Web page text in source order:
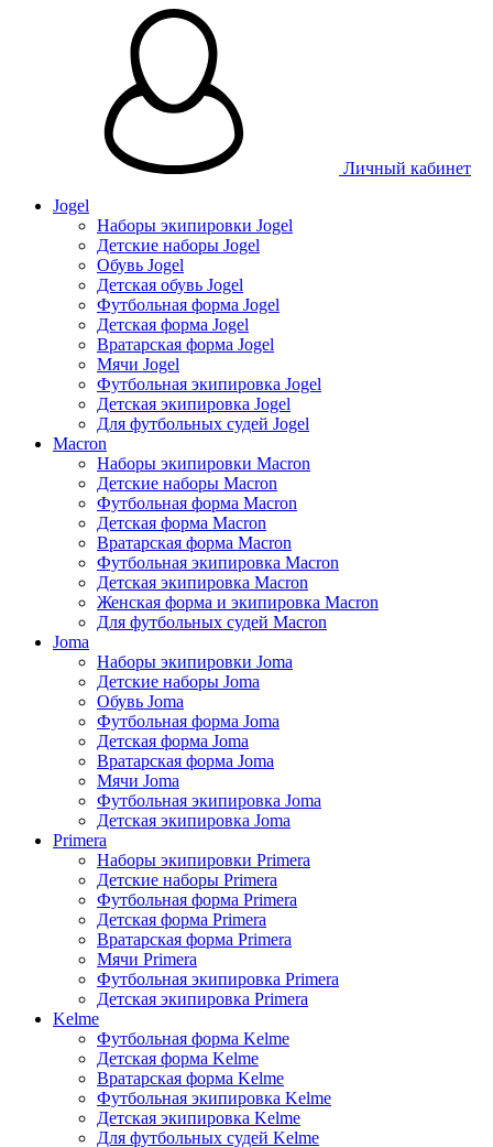
Личный кабинет
Jogel
Наборы экипировки Jogel
Детские наборы Jogel
Обувь Jogel
Детская обувь Jogel
Футбольная форма Jogel
Детская форма Jogel
Вратарская форма Jogel
Мячи Jogel
Футбольная экипировка Jogel
Детская экипировка Jogel
Для футбольных судей Jogel
Macron
Наборы экипировки Macron
Детские наборы Macron
Футбольная форма Macron
Детская форма Macron
Вратарская форма Macron
Футбольная экипировка Macron
Детская экипировка Macron
Женская форма и экипировка Macron
Для футбольных судей Macron
Joma
Наборы экипировки Joma
Детские наборы Joma
Обувь Joma
Футбольная форма Joma
Детская форма Joma
Вратарская форма Joma
Мячи Joma
Футбольная экипировка Joma
Детская экипировка Joma
Primera
Наборы экипировки Primera
Детские наборы Primera
Футбольная форма Primera
Детская форма Primera
Вратарская форма Primera
Мячи Primera
Футбольная экипировка Primera
Детская экипировка Primera
Kelme
Футбольная форма Kelme
Детская форма Kelme
Вратарская форма Kelme
Футбольная экипировка Kelme
Детская экипировка Kelme
Для футбольных судей Kelme